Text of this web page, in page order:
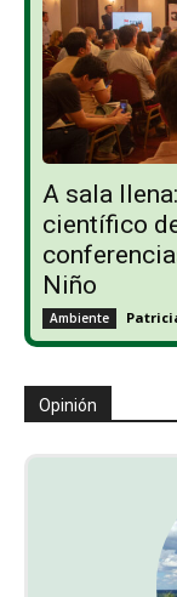
A sala
científico
Niño
Ambiente
Opinión